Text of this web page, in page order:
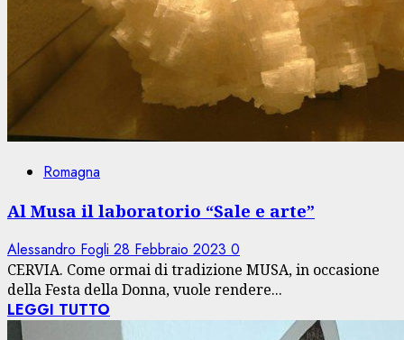
Romagna
Al Musa il laboratorio “Sale e arte”
Alessandro Fogli 28 Febbraio 2023 0
CERVIA. Come ormai di tradizione MUSA, in occasione
della Festa della Donna, vuole rendere...
LEGGI TUTTO